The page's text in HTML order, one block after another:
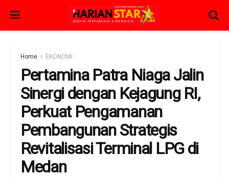
Home EKONOMI
Pertamina Patra Niaga Jalin
Sinergi dengan Kejagung RI,
Perkuat Pengamanan
Pembangunan Strategis
Revitalisasi Terminal LPG di
Medan